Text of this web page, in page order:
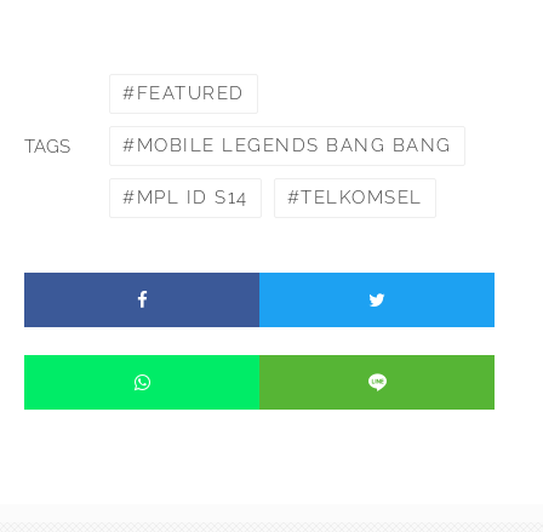
TAGS
FEATURED
MOBILE LEGENDS BANG BANG
MPL ID S14 TELKOMSEL